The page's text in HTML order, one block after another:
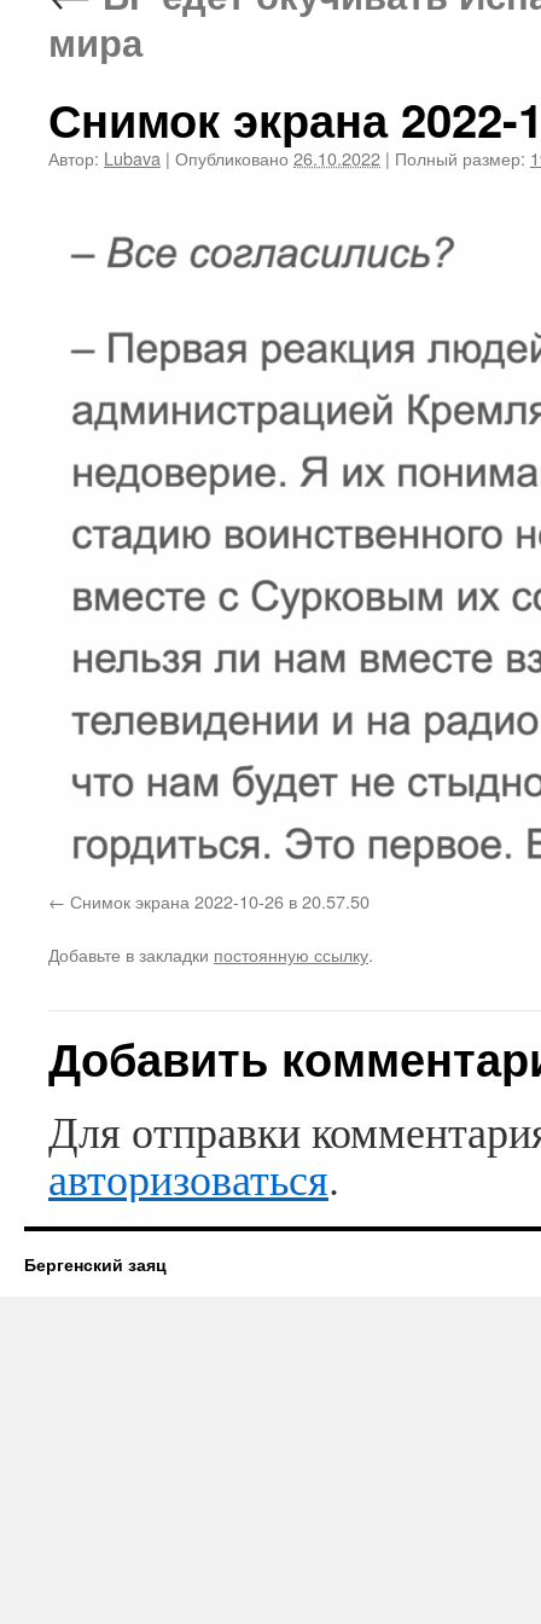
мира
Снимок экрана 2022-
Автор: Lubava | Опубликовано 26.10.2022 | Полный размер:
Снимок экрана 2022-10-26 в 20.57.50
Добавьте в закладки постоянную ссылку.
Добавить
Для отправки
авторизоваться.
Бергенский заяц